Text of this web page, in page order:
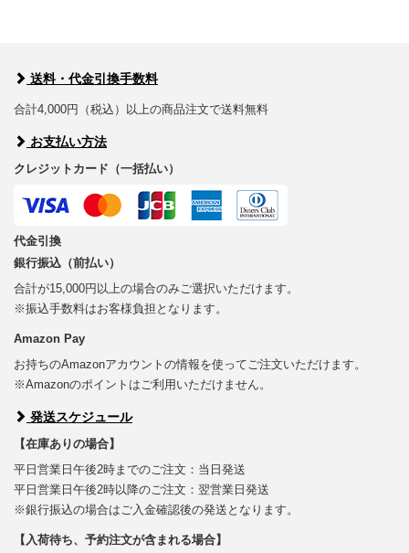
送料・代金引換手数料
合計4,000円（税込）以上の商品注文で送料無料
お支払い方法
クレジットカード（一括払い）
代金引換
銀行振込（前払い）
合計が15,000円以上の場合のみご選択いただけます。
※振込手数料はお客様負担となります。
Amazon Pay
お持ちのAmazonアカウントの情報を使ってご注文いただけます。
※Amazonのポイントはご利用いただけません。
発送スケジュール
【在庫ありの場合】
平日営業日午後2時までのご注文：当日発送
平日営業日午後2時以降のご注文：翌営業日発送
※銀行振込の場合はご入金確認後の発送となります。
【入荷待ち、予約注文が含まれる場合】